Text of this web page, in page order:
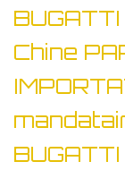
Chine